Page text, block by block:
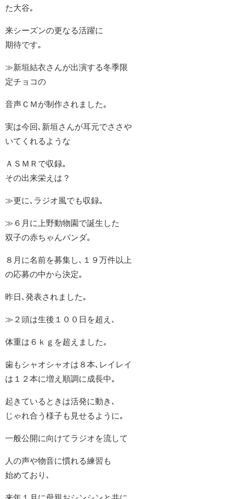
た大谷｡
来シーズンの更なる活躍に
期待です｡
≫新垣結衣さんが出演する冬季限
定チョコの
音声ＣＭが制作されました｡
実は今回､新垣さんが耳元でささや
いてくれるような
ＡＳＭＲで収録｡
その出来栄えは？
≫更に､ラジオ風でも収録｡
≫６月に上野動物園で誕生した
双子の赤ちゃんパンダ｡
８月に名前を募集し､１９万件以上
の応募の中から決定｡
昨日､発表されました｡
≫２頭は生後１００日を超え､
体重は６ｋｇを超えました｡
歯もシャオシャオは８本､レイレイ
は１２本に増え順調に成長中｡
起きているときは活発に動き､
じゃれ合う様子も見せるように｡
一般公開に向けてラジオを流して
人の声や物音に慣れる練習も
始めており､
来年１月に母親おシンシンと共に